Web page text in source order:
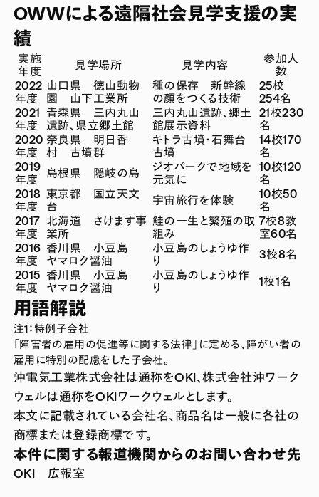
OWWによる遠隔社会見学支援の実
績
実施
年度
見学場所 見学内容
参加人
数
2022
年度
山口県 徳山動物
園 山下工業所
種の保存 新幹線
の顔をつくる技術
25校
254名
2021
年度
青森県 三内丸山
遺跡、県立郷土館
三内丸山遺跡、郷土
館展示資料
21校230
名
2020
年度
奈良県 明日香
村 古墳群
キトラ古墳・石舞台
古墳
14校170
名
2019
年度
島根県 隠岐の島
ジオパークで地域を
元気に
10校120
名
2018
年度
東京都 国立天文
台
宇宙旅行を体験
10校50
名
2017
年度
北海道 さけます事
業所
鮭の一生と繁殖の取
組み
7校8教
室60名
2016
年度
香川県 小豆島
ヤマロク醤油
小豆島のしょうゆ作
り
3校8名
2015
年度
香川県 小豆島
ヤマロク醤油
小豆島のしょうゆ作
り
1校1名
用語解説
注1：特例子会社
「障害者の雇用の促進等に関する法律」に定める、障がい者の
雇用に特別の配慮をした子会社。
沖電気工業株式会社は通称をOKI、株式会社沖ワーク
ウェルは通称をOKIワークウェルとします。
本文に記載されている会社名、商品名は一般に各社の
商標または登録商標です。
本件に関する報道機関からのお問い合わせ先
OKI 広報室